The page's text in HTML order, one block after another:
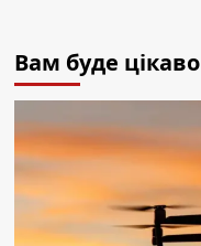
Вам буде цікаво